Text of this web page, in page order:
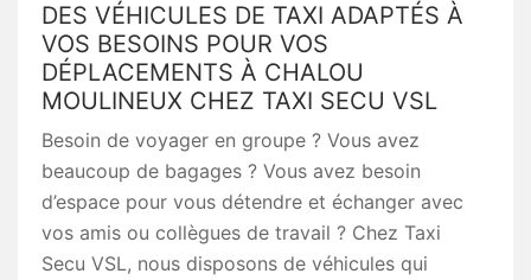
DES VÉHICULES DE TAXI ADAPTÉS À
VOS BESOINS POUR VOS
DÉPLACEMENTS À CHALOU
MOULINEUX CHEZ TAXI SECU VSL
Besoin de voyager en groupe ? Vous avez
beaucoup de bagages ? Vous avez besoin
d’espace pour vous détendre et échanger avec
vos amis ou collègues de travail ? Chez Taxi
Secu VSL, nous disposons de véhicules qui